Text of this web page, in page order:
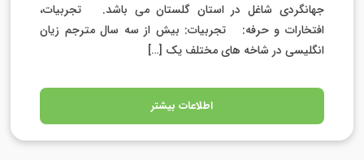
جهانگردی شاغل در استان گلستان می باشد. تجربیات،
افتخارات و حرفه: تجربیات: بیش از سه سال مترجم زیان
انگلیسی در شاخه های مختلف یک […]
اطلاعات بیشتر